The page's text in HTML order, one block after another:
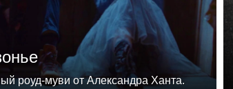
роуд-муви от Александра Ханта.